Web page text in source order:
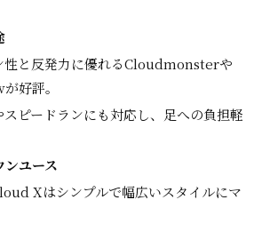
性と反発力に優れるCloudmonsterや
好評。
スピードランにも対応し、足への負担軽
ンユース
Xはシンプルで幅広いスタイルにマ